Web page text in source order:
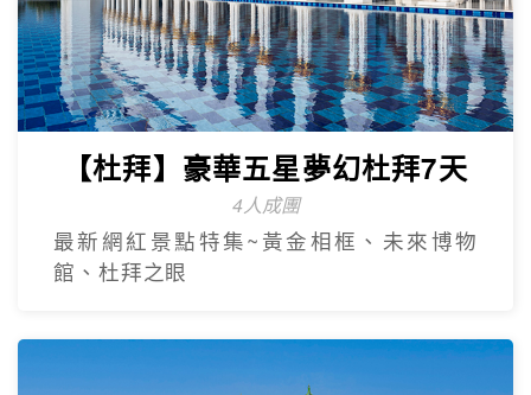
【杜拜】豪華五星夢幻杜拜7天
4人成團
最新網紅景點特集~黃金相框、未來博物
館、杜拜之眼